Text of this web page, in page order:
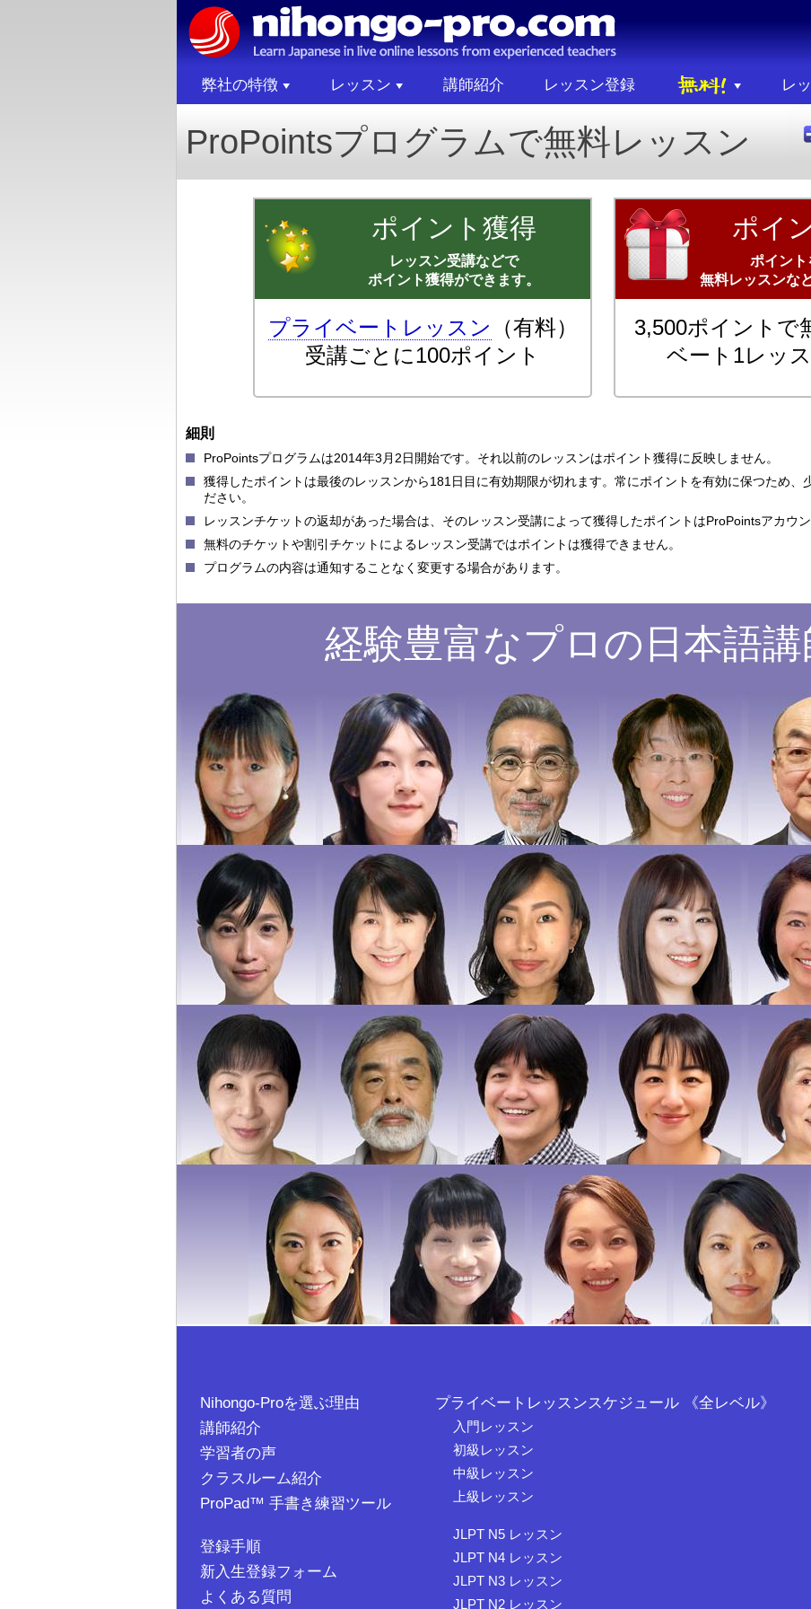
弊社の特徴 レッスン 講師紹介 レッスン登録 レ
ProPointsプログラムで無料レッスン
ポイント獲得
レッスン受講などで
ポイント獲得ができます。
プライベートレッスン （有料）
受講ごとに100ポイント
ポイ
ポイント
無料レッスンな
3,500ポイントで
ベート1レッ
細則
ProPointsプログラムは2014年3月2日開始です。それ以前のレッスンはポイント獲得に反映しません。
獲得したポイントは最後のレッスンから181日目に有効期限が切れます。常にポイントを有効に保つため、
ださい。
レッスンチケットの返却があった場合は、そのレッスン受講によって獲得したポイントはProPointsアカウン
無料のチケットや割引チケットによるレッスン受講ではポイントは獲得できません。
プログラムの内容は通知することなく変更する場合があります。
経験豊富なプロの日本語講
Nihongo-Proを選ぶ理由
講師紹介
学習者の声
クラスルーム紹介
ProPad™ 手書き練習ツール
登録手順
新入生登録フォーム
よくある質問
プライベートレッスンスケジュール 《全レベル》
入門レッスン
初級レッスン
中級レッスン
上級レッスン
JLPT N5 レッスン
JLPT N4 レッスン
JLPT N3 レッスン
JLPT N2 レッスン